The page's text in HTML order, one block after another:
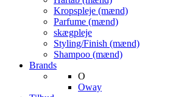
Kropspleje (mænd)
Parfume (mænd)
skægpleje
Styling/Finish (mænd)
Shampoo (mænd)
Brands
O
Oway